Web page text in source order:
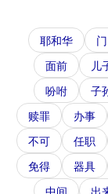
耶和华
面前
儿
吩咐
子
赎罪
办事
不可
任职
免得
器具
中间
出